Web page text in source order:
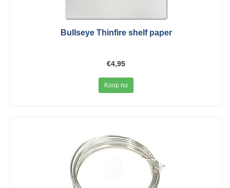
Bullseye Thinfire shelf paper
€4,95
Koop nu